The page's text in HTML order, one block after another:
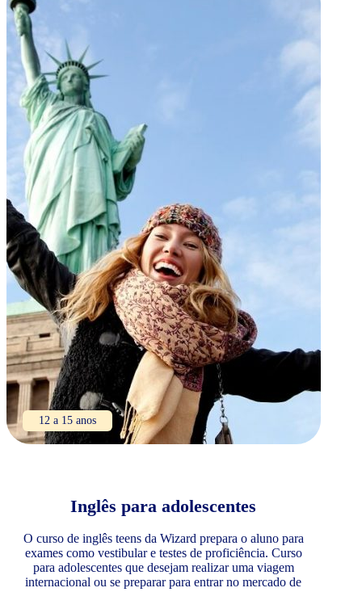
12 a 15 anos
Inglês para adolescentes
O curso de inglês teens da Wizard prepara o aluno para
exames como vestibular e testes de proficiência. Curso
para adolescentes que desejam realizar uma viagem
internacional ou se preparar para entrar no mercado de